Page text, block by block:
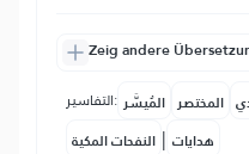
Zeig andere
التفاسير: المُيسَّر المختصر
النفحات المكية | هدايات